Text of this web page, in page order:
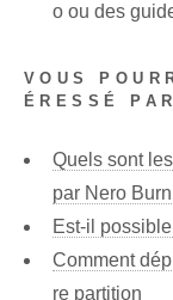
o ou des
VOUS
ÉRESSÉ
Quels sont
par Nero
Est-il
Comment
re partition